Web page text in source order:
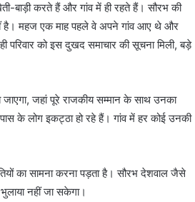
बाड़ी करते हैं और गांव में ही रहते हैं। सौरभ की
है। महज एक माह पहले वे अपने गांव आए थे और
परिवार को इस दुखद समाचार की सूचना मिली, बड़े
जाएगा, जहां पूरे राजकीय सम्मान के साथ उनका
के लोग इकट्ठा हो रहे हैं। गांव में हर कोई उनकी
का सामना करना पड़ता है। सौरभ देशवाल जैसे
नहीं जा सकेगा।